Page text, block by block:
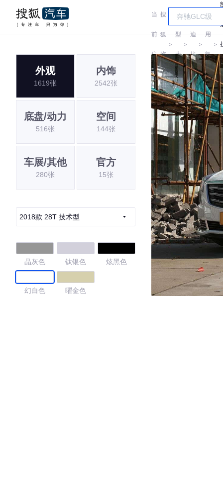
当
前
位
置:
搜
狐
汽
车
＞
车
型
大
全
＞
凯
迪
拉
克
＞
通
用
凯
迪
拉
克
＞
外观
1619张
内饰
2542张
底盘/动力
516张
空间
144张
车展/其他
280张
官方
15张
2018款 28T 技术型
晶灰色 钛银色 炫黑色
幻白色 曜金色